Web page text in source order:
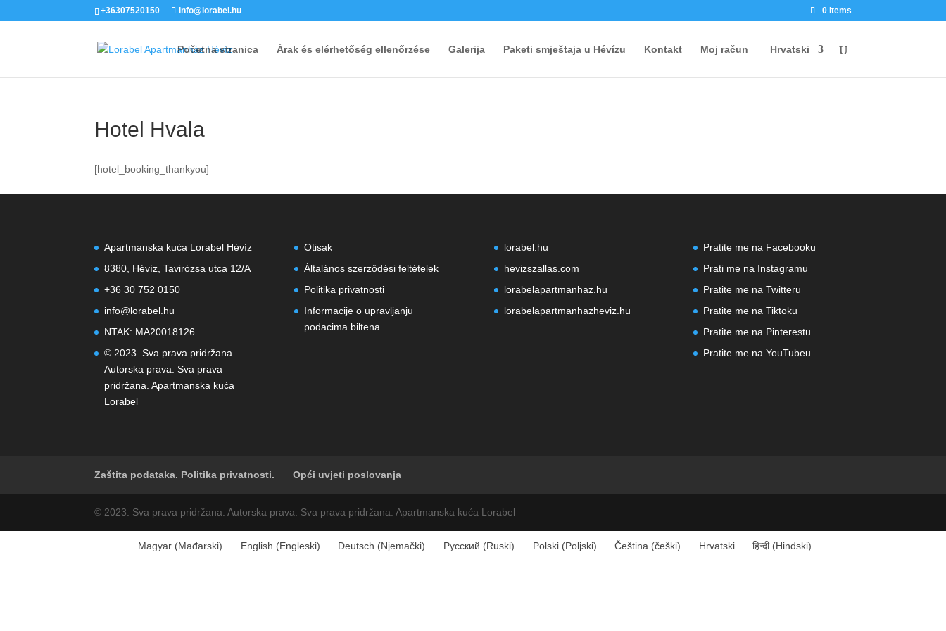
+36307520150 info@lorabel.hu 0 Items
Početna stranica Árak és elérhetőség ellenőrzése Galerija Paketi smještaja u Hévízu Kontakt Moj račun Hrvatski
Hotel Hvala
[hotel_booking_thankyou]
Apartmanska kuća Lorabel Hévíz
8380, Hévíz, Tavirózsa utca 12/A
+36 30 752 0150
info@lorabel.hu
NTAK: MA20018126
© 2023. Sva prava pridržana.
Autorska prava. Sva prava
pridržana. Apartmanska kuća
Lorabel
Otisak
Általános szerződési feltételek
Politika privatnosti
Informacije o upravljanju
podacima biltena
lorabel.hu
hevizszallas.com
lorabelapartmanhaz.hu
lorabelapartmanhazheviz.hu
Pratite me na Facebooku
Prati me na Instagramu
Pratite me na Twitteru
Pratite me na Tiktoku
Pratite me na Pinterestu
Pratite me na YouTubeu
Zaštita podataka. Politika privatnosti. Opći uvjeti poslovanja
© 2023. Sva prava pridržana. Autorska prava. Sva prava pridržana. Apartmanska kuća Lorabel
Magyar (Mađarski) English (Engleski) Deutsch (Njemački) Русский (Ruski) Polski(Poljski) Čeština (češki) Hrvatski हिन्दी(Hindski)